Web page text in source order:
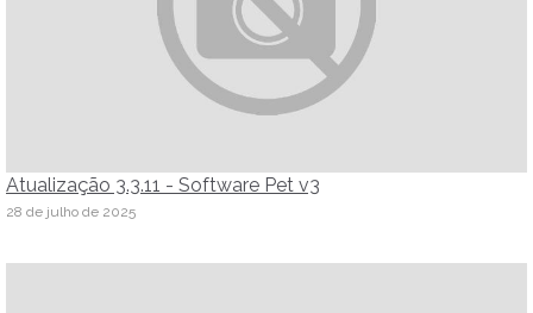
Atualização 3.3.11 - Software Pet v3
28 de julho de 2025